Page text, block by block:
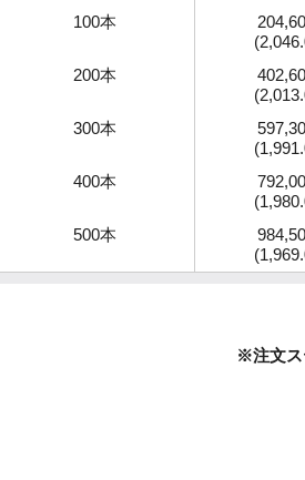
100本
200本
300本
400本
500本
※注文ス